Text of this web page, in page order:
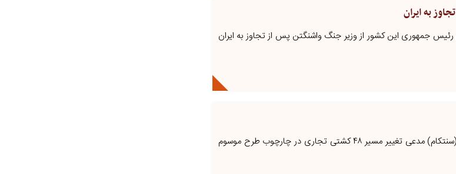
به ایران
رئیس جمهوری این کشور از وزیر جنگ واشنگتن پس از تجاوز به ایران
ایرانیان جهان - فرماندهی مرکزی ارتش تروریستی آمریکا (سنتکام) مدعی تغییر مسیر ۴۸ کشتی تجاری در چارچوب طرح موسوم